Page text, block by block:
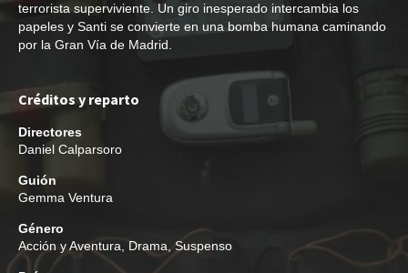
terrorista superviviente. Un giro inesperado intercambia los
papeles y Santi se convierte en una bomba humana caminando
por la Gran Vía de Madrid.
Créditos y reparto
Directores
Daniel Calparsoro
Guión
Gemma Ventura
Género
Acción y Aventura
Drama Suspenso